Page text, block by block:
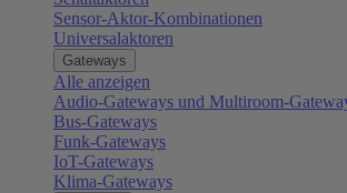
Sensor-Aktor-Kombinationen
Universalaktoren
Gateways
Alle anzeigen
Audio-Gateways und Multiroom-
Bus-Gateways
Funk-Gateways
IoT-Gateways
Klima-Gateways